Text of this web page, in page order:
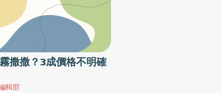
撒撒？3成價格不明確
輯部